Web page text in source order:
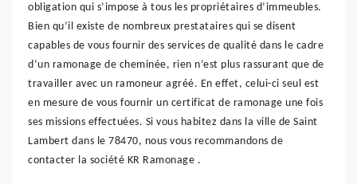
obligation qui s’impose à tous les propriétaires d’immeubles.
Bien qu’il existe de nombreux prestataires qui se disent
capables de vous fournir des services de qualité dans le cadre
d’un ramonage de cheminée, rien n’est plus rassurant que de
travailler avec un ramoneur agréé. En effet, celui-ci seul est
en mesure de vous fournir un certificat de ramonage une fois
ses missions effectuées. Si vous habitez dans la ville de Saint
Lambert dans le 78470, nous vous recommandons de
contacter la société KR Ramonage .